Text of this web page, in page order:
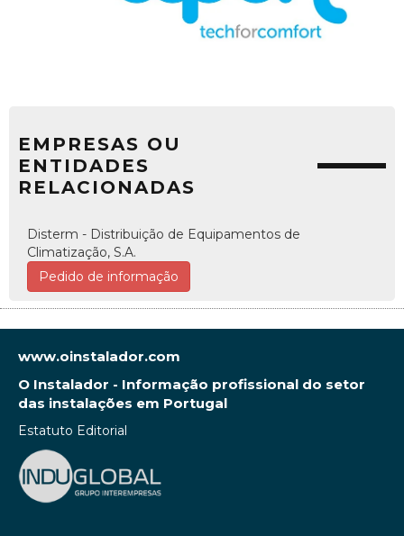
EMPRESAS OU
ENTIDADES
RELACIONADAS
Disterm - Distribuição de Equipamentos de
Climatização, S.A.
Pedido de informação
www.oinstalador.com
O Instalador - Informação profissional do setor
das instalações em Portugal
Estatuto Editorial